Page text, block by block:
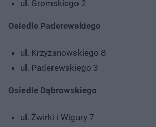
ul. Gromskiego 2
Osiedle Paderewskiego
ul. Krzyżanowskiego 8
ul. Paderewskiego 3
Osiedle Dąbrowskiego
ul. Żwirki i Wigury 7